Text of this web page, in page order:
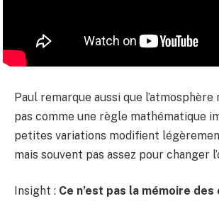
Paul remarque aussi que
pas comme une règle mathématique
petites variations modifient
mais souvent pas assez pour changer
Insight : Ce n’est pas la mémoire